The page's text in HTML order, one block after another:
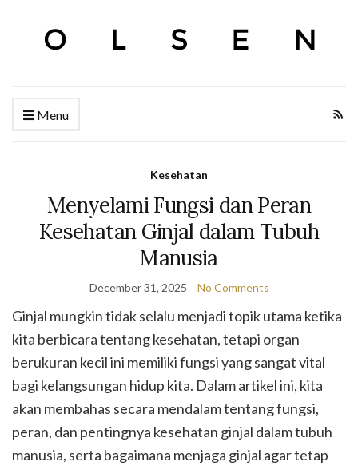
Menu
Kesehatan
Menyelami Fungsi dan Peran
Kesehatan Ginjal dalam Tubuh
Manusia
December 31, 2025 No Comments
Ginjal mungkin tidak selalu menjadi topik utama ketika
kita berbicara tentang kesehatan, tetapi organ
berukuran kecil ini memiliki fungsi yang sangat vital
bagi kelangsungan hidup kita. Dalam artikel ini, kita
akan membahas secara mendalam tentang fungsi,
peran, dan pentingnya kesehatan ginjal dalam tubuh
manusia, serta bagaimana menjaga ginjal agar tetap